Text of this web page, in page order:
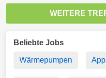
WEITERE
Beliebte Jobs
Wärmepumpen